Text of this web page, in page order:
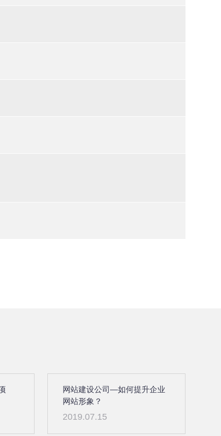
网站建设公司—如何提升企业
网站形象？
2019.07.15